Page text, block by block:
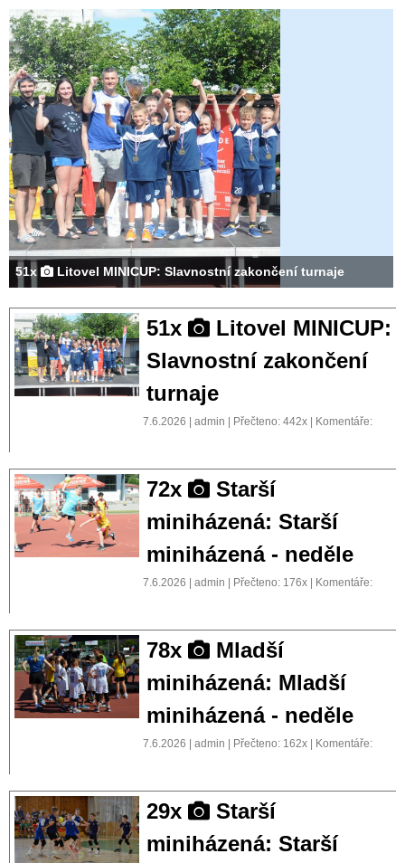
51x Litovel MINICUP: Slavnostní zakončení turnaje
51x
Litovel MINICUP:
Slavnostní zakončení
turnaje
7.6.2026 | admin | Přečteno: 442x | Komentáře:
72x
Starší
miniházená: Starší
miniházená - neděle
7.6.2026 | admin | Přečteno: 176x | Komentáře:
78x
Mladší
miniházená: Mladší
miniházená - neděle
7.6.2026 | admin | Přečteno: 162x | Komentáře:
29x
Starší
miniházená: Starší